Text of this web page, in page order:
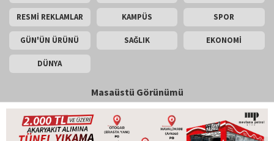
RESMİ REKLAMLAR KAMPÜS SPOR
GÜN'ÜN ÜRÜNÜ SAĞLIK EKONOMİ
DÜNYA
Masaüstü Görünümü
İletişim
Copyright © 2026 Gün Haber